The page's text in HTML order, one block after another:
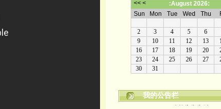
我的公告栏金复新其人其事